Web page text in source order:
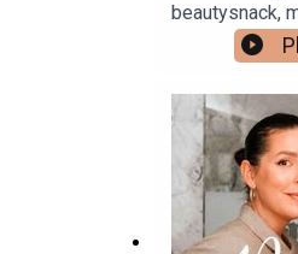
beautysnack,
utöva self-
och Emmas